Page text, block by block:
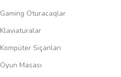
Gaming Oturacaqlar
Klaviaturalar
Kompüter Siçanları
Oyun Masası